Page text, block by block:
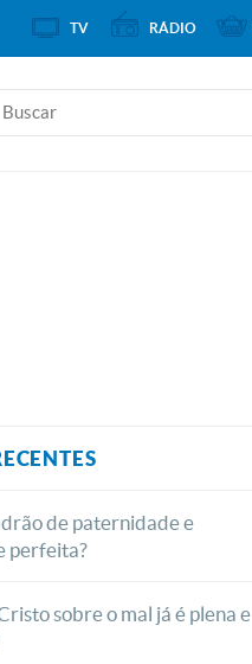
de paternidade e
perfeita?
sobre o mal já é plena e
TV RÁDIO